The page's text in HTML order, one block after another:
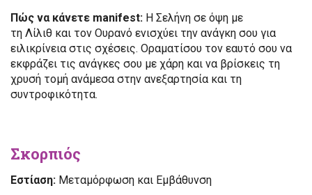
Πώς να κάνετε manifest: Η Σελήνη σε όψη με
τη Λίλιθ και τον Ουρανό ενισχύει την ανάγκη σου για
ειλικρίνεια στις σχέσεις. Οραματίσου τον εαυτό σου να
εκφράζει τις ανάγκες σου με χάρη και να βρίσκεις τη
χρυσή τομή ανάμεσα στην ανεξαρτησία και τη
συντροφικότητα.
Σκορπιός
Εστίαση: Μεταμόρφωση και Εμβάθυνση